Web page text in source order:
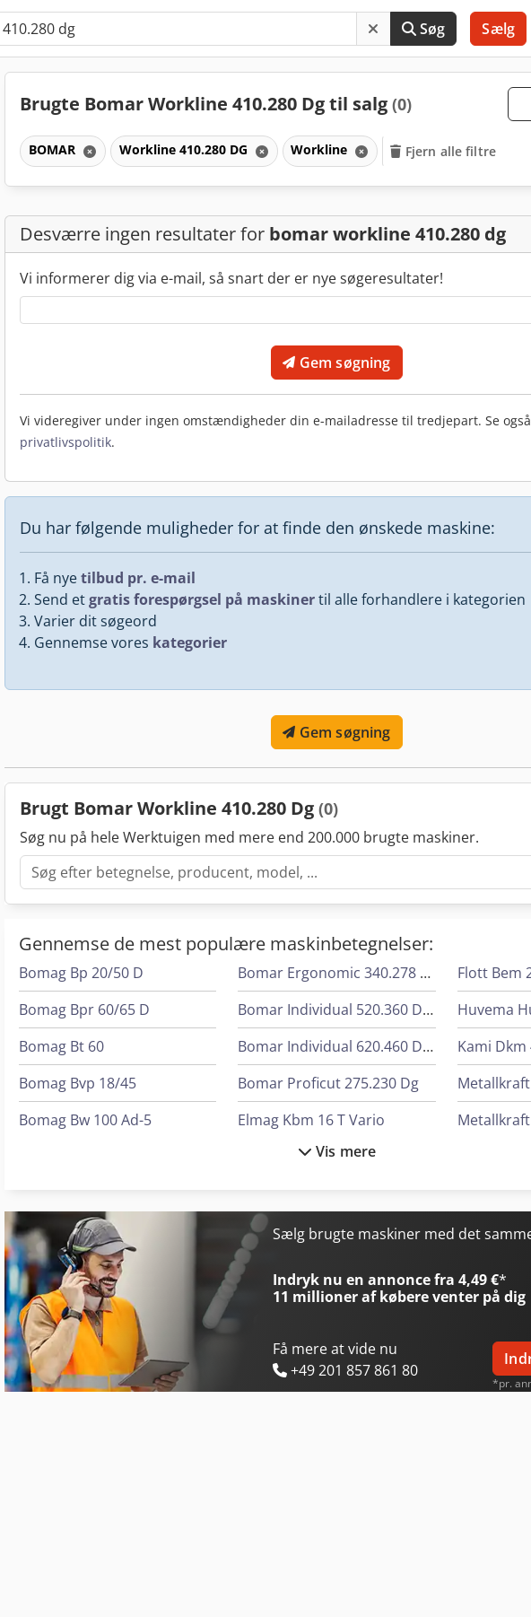
Søg Sælg
Brugte Bomar Workline 410.280 Dg til salg (0)
BOMAR Workline 410.280 DG Workline Fjern alle filtre
Desværre ingen resultater for bomar workline 410.280 dg
Vi informerer dig via e-mail, så snart der er nye søgeresultater!
Gem søgning
Vi videregiver under ingen omstændigheder din e-mailadresse til tredjepart. Se
privatlivspolitik.
Du har følgende muligheder for at finde den ønskede maskine:
Få nyetilbud pr. e-mail
Send etgratis forespørgsel på maskinertil alle forhandlere i kategorien
Varier dit søgeord
Gennemse vores kategorier
Gem søgning
Brugt Bomar Workline 410.280 Dg (0)
Søg nu på hele Werktuigen med mere end 200.000 brugte maskiner.
Gennemse de mest populære maskinbetegnelser:
Bomag Bp 20/50 D
Bomag Bpr 60/65 D
Bomag Bt 60
Bomag Bvp 18/45
Bomag Bw 100 Ad-5
Bomar Ergonomic 340.278 Dgh
Bomar Individual 520.360 Dgh
Bomar Individual 620.460 Dgh
Bomar Proficut 275.230 Dg
Elmag Kbm 16 T Vario
Elumatec Dg 104
Elumatec Dg 79
Emco Emcomill E350
Flott Bem
Huvema
Kami Dkm
Metallkraft
Metallkraft
Vis mere
Sælg brugte maskiner med det
Indryk nu en annonce fra 4,49 €*
11 millioner af købereventer på dig
Få mere at vide nu
+49 201 857 861 80
*pr.